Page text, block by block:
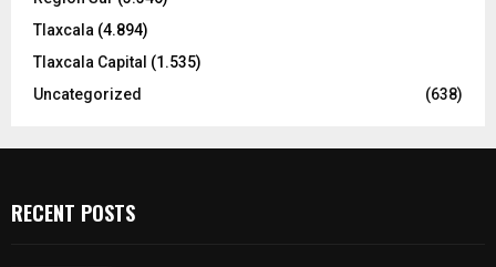
Tlaxcala (4.894)
Tlaxcala Capital (1.535)
Uncategorized
(638)
RECENT POSTS